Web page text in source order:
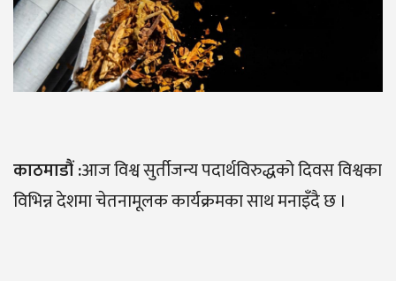
काठमाडौं:आज विश्व सुर्तीजन्य पदार्थविरुद्धको दिवस विश्वका
विभिन्न देशमा चेतनामूलक कार्यक्रमका साथ मनाइँदै छ ।